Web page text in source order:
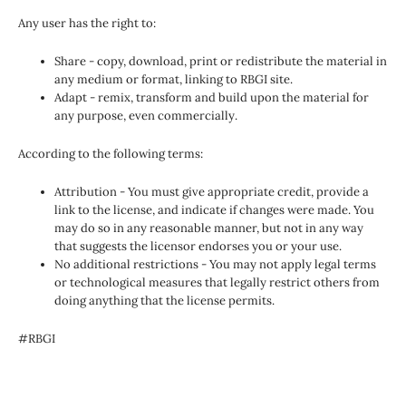
Any user has the right to:
Share - copy, download, print or redistribute the material in
any medium or format, linking to RBGI site.
Adapt - remix, transform and build upon the material for
any purpose, even commercially.
According to the following terms:
Attribution - You must give appropriate credit, provide a
link to the license, and indicate if changes were made. You
may do so in any reasonable manner, but not in any way
that suggests the licensor endorses you or your use.
No additional restrictions - You may not apply legal terms
or technological measures that legally restrict others from
doing anything that the license permits.
#RBGI